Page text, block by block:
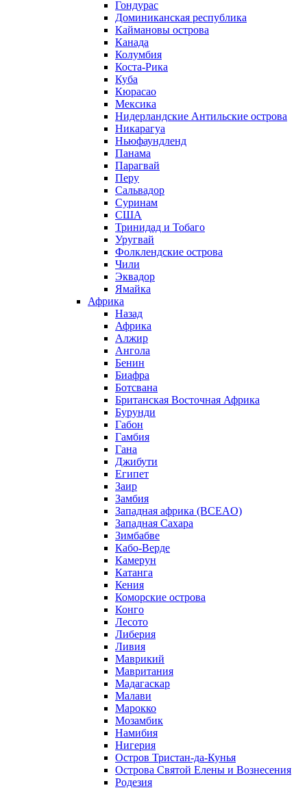
Гондурас
Доминиканская республика
Каймановы острова
Канада
Колумбия
Коста-Рика
Куба
Кюрасао
Мексика
Нидерландские Антильские острова
Никарагуа
Ньюфаундленд
Панама
Парагвай
Перу
Сальвадор
Суринам
США
Тринидад и Тобаго
Уругвай
Фолклендские острова
Чили
Эквадор
Ямайка
Африка
Назад
Африка
Алжир
Ангола
Бенин
Биафра
Ботсвана
Британская Восточная Африка
Бурунди
Габон
Гамбия
Гана
Джибути
Египет
Заир
Замбия
Западная африка (BCEAO)
Западная Сахара
Зимбабве
Кабо-Верде
Камерун
Катанга
Кения
Коморские острова
Конго
Лесото
Либерия
Ливия
Маврикий
Мавритания
Мадагаскар
Малави
Марокко
Мозамбик
Намибия
Нигерия
Остров Тристан-да-Кунья
Острова Святой Елены и Вознесения
Родезия